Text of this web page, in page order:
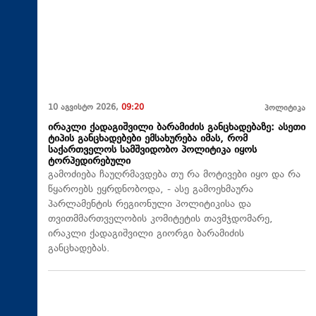
10 აგვისტო 2026, 09:20 პოლიტიკა
ირაკლი ქადაგიშვილი ბარამიძის განცხადებაზე: ასეთი
ტიპის განცხადებები ემსახურება იმას, რომ
საქართველოს სამშვიდობო პოლიტიკა იყოს
ტორპედირებული
გამოძიება ჩაუღრმავდება თუ რა მოტივები იყო და რა
წყაროებს ეყრდნობოდა, - ასე გამოეხმაურა
პარლამენტის რეგიონული პოლიტიკისა და
თვითმმართველობის კომიტეტის თავმჯდომარე,
ირაკლი ქადაგიშვილი გიორგი ბარამიძის
განცხადებას.